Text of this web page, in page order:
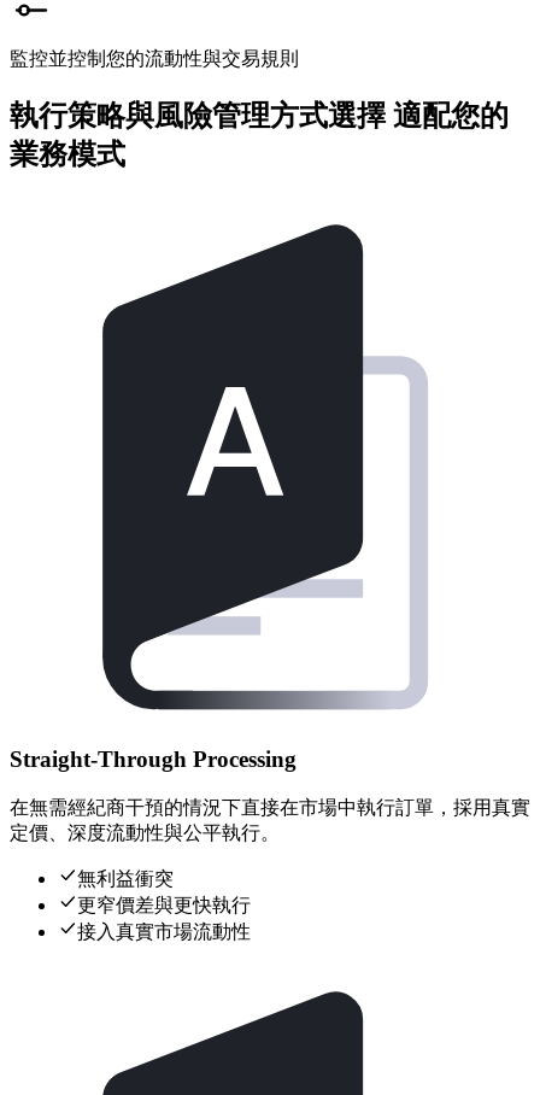
監控並控制您的流動性與交易規則
執行策略與風險管理方式選擇 適配您的
業務模式
Straight-Through Processing
在無需經紀商干預的情況下直接在市場中執行訂單，採用真實
定價、深度流動性與公平執行。
無利益衝突
更窄價差與更快執行
接入真實市場流動性